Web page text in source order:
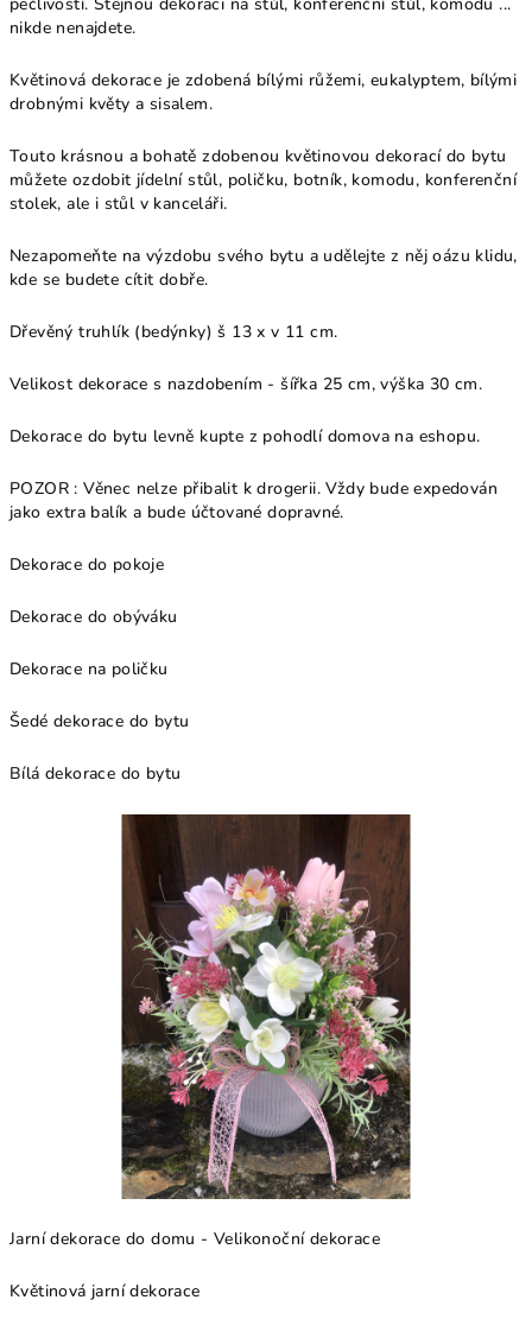
nikde nenajdete.
Květinová dekorace je zdobená bílými růžemi, eukalyptem, bílými
drobnými květy a sisalem.
Touto krásnou a bohatě zdobenou květinovou dekorací do bytu
můžete ozdobit jídelní stůl, poličku, botník, komodu, konferenční
stolek, ale i stůl v kanceláři.
Nezapomeňte na výzdobu svého bytu a udělejte z něj oázu klidu,
kde se budete cítit dobře.
Dřevěný truhlík (bedýnky) š 13 x v 11 cm.
Velikost dekorace s nazdobením - šířka 25 cm, výška 30 cm.
Dekorace do bytu levně kupte z pohodlí domova na eshopu.
POZOR : Věnec nelze přibalit k drogerii. Vždy bude expedován
jako extra balík a bude účtované dopravné.
Dekorace do pokoje
Dekorace do obýváku
Dekorace na poličku
Šedé dekorace do bytu
Bílá dekorace do bytu
Jarní dekorace do domu - Velikonoční dekorace
Květinová jarní dekorace